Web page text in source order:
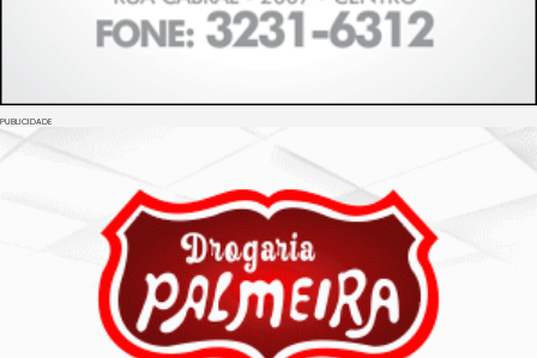
PUBLICIDADE